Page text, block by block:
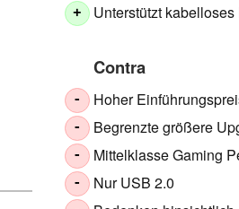
+ Unterstützt kabelloses
Contra
- Hoher
- Begrenzte größere
- Mittelklasse Gaming
- Nur USB 2.0